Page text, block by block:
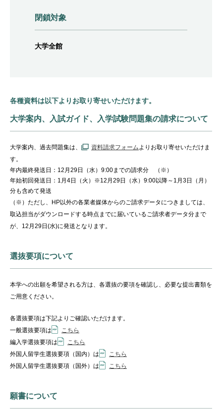
閉鎖対象
大学全館
各種資料は以下よりお取り寄せいただけます。
大学案内、入試ガイド、入学試験問題集の請求について
大学案内、過去問題集は、 資料請求フォ ームよりお取り寄せいただけま
す。
年内最終発送日：12月29日（水）9:00までの請求分 （※）
年始初回発送日：1月4日（火）※12月29日（水）9:00以降～ 1月3日（月）
分も含めて発送
（※）ただし、HP以外の各業者媒体からのご請求データにつきましては、
取込担当がダウンロードする時点までに届いているご請求者データ分まで
が、12月29日(水)に発送となります。
選抜要項について
本学への出願を希望される方は、 各選抜の要項を確認し 、 必要な提出書類を
ご用意ください。
各選抜要項は下記よりご確認いただけます。
一般選抜要項は
こちら
編入学選抜要項は
こちら
外国人留学生選抜要項（国内）は
こちら
外国人留学生選抜要項（国外）は こちら
願書について